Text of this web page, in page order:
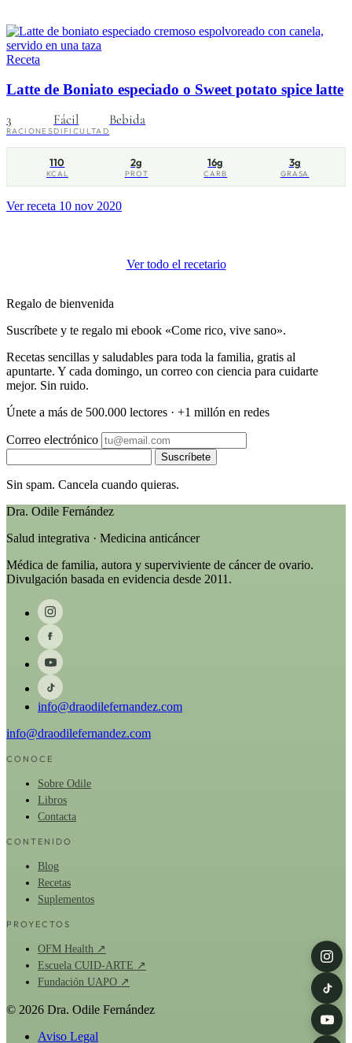
Receta
Latte de Boniato especiado o Sweet potato spice latte
3
RACIONES
Fácil
DIFICULTAD
Bebida
110
KCAL
2g
PROT
16g
CARB
3g
GRASA
Ver receta 10 nov 2020
Ver todo el recetario
Regalo de bienvenida
Suscríbete y te regalo mi ebook «Come rico, vive sano».
Recetas sencillas y saludables para toda la familia, gratis al
apuntarte. Y cada domingo, un correo con ciencia para cuidarte
mejor. Sin ruido.
Únete a más de 500.000 lectores · +1 millón en redes
Correo electrónico
Suscríbete
Sin spam. Cancela cuando quieras.
Dra. Odile Fernández
Salud integrativa · Medicina anticáncer
Médica de familia, autora y superviviente de cáncer de ovario.
Divulgación basada en evidencia desde 2011.
info@draodilefernandez.com
info@draodilefernandez.com
CONOCE
Sobre Odile
Libros
Contacta
CONTENIDO
Blog
Recetas
Suplementos
PROYECTOS
OFM Health ↗
Escuela CUID-ARTE ↗
Fundación UAPO ↗
© 2026 Dra. Odile Fernández
Aviso Legal